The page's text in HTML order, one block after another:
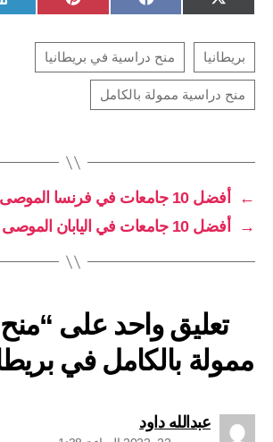
ON
X
(
W
I
T
T
E
R
ON
F
A
E
B
O
O
K
ON
P
I
T
E
R
←
أفضل 10 جامعات في فرنسا الموصى بها 2023
→
أفضل 10 جامعات في اليابان الموصى بها 2023
تعليق واحد على
ممولة بالكامل في بريطانيا
عبدالله داود